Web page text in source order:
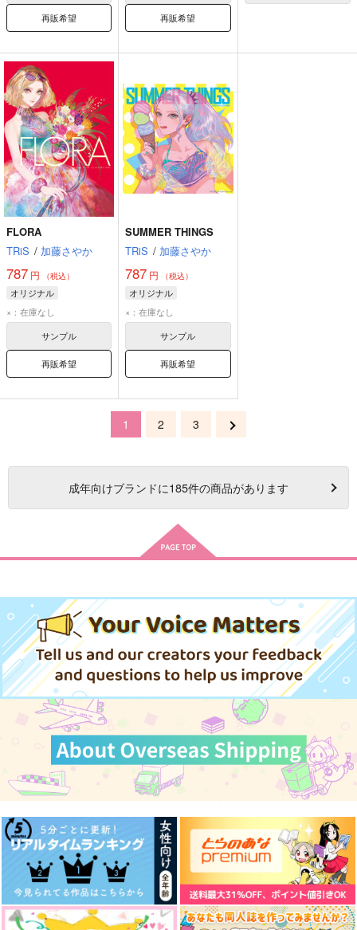
再販希望 再販希望
FLORA
TRiS / 加藤さやか
787 円 （税込）
オリジナル
×：在庫なし
サンプル
再販希望
SUMMER THINGS
TRiS / 加藤さやか
787 円 （税込）
オリジナル
×：在庫なし
サンプル
再販希望
1 2 3
成年向けブランドに185件の商品があります